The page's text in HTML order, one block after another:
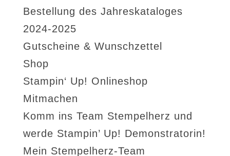
Bestellung des Jahreskataloges
2024-2025
Gutscheine & Wunschzettel
Shop
Stampin‘ Up! Onlineshop
Mitmachen
Komm ins Team Stempelherz und
werde Stampin’ Up! Demonstratorin!
Mein Stempelherz-Team